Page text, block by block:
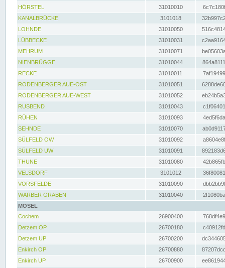
HÖRSTEL
31010010
KANALBRÜCKE
3101018
LOHNDE
31010050
LÜBBECKE
31010031
MEHRUM
31010071
NIENBRÜGGE
31010044
RECKE
31010011
RODENBERGER AUE-OST
31010051
RODENBERGER AUE-WEST
31010052
RUSBEND
31010043
RÜHEN
31010093
SEHNDE
31010070
SÜLFELD OW
31010092
SÜLFELD UW
31010091
THUNE
31010080
VELSDORF
3101012
VORSFELDE
31010090
WARBER GRABEN
31010040
MOSEL
Cochem
26900400
Detzem OP
26700180
Detzem UP
26700200
Enkirch OP
26700880
Enkirch UP
26700900